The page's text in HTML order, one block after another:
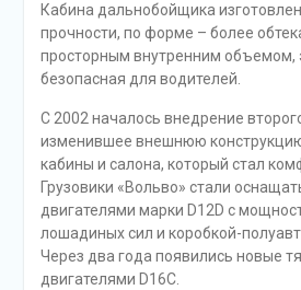
Кабина дальнобойщика
прочности, по форме – более
просторным внутренним объемом,
безопасная для водителей.
С 2002 началось внедрение
изменившее внешнюю
кабины и салона, который стал
Грузовики «Вольво» стали
двигателями марки D12D с
лошадиных сил и коробкой-
Через два года появились новые
двигателями D16C.